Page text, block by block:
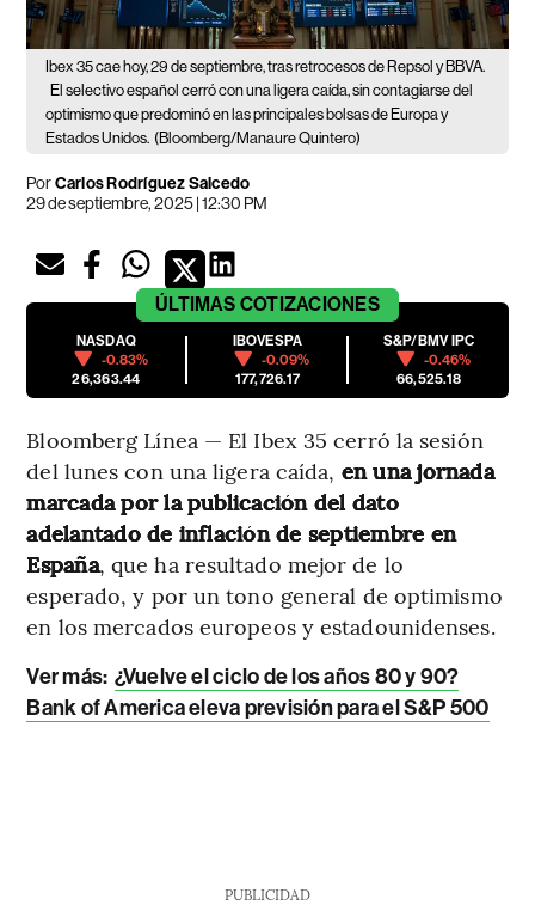
Ibex 35 cae hoy, 29 de septiembre, tras retrocesos de Repsol y BBVA.
El selectivo español cerró con una ligera caída, sin contagiarse del
optimismo que predominó en las principales bolsas de Europa y
Estados Unidos. (Bloomberg/Manaure Quintero)
PorCarlos Rodríguez Salcedo
29 de septiembre, 2025 | 12:30 PM
ÚLTIMAS COTIZACIONES
NASDAQ
-0.83%
26,363.44
IBOVESPA
-0.09%
177,726.17
S&P/BMV IPC
-0.46%
66,525.18
Bloomberg Línea — El Ibex 35 cerró la sesión
del lunes con una ligera caída, en una jornada
marcada por la publicación del dato
adelantado de inflación de septiembre en
España, que ha resultado mejor de lo
esperado, y por un tono general de optimismo
en los mercados europeos y estadounidenses.
Ver más: ¿Vuelve el ciclo de los años 80 y 90?
Bank of America eleva previsión para el S&P 500
PUBLICIDAD